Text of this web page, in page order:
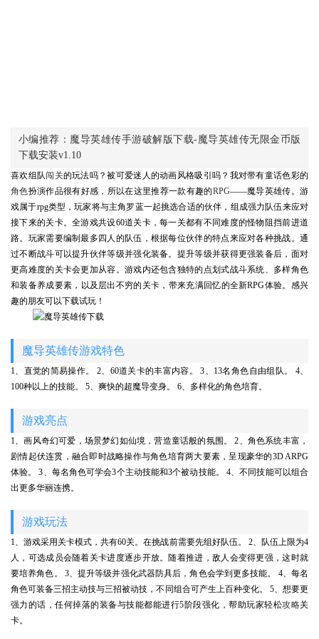
小编推荐：魔导英雄传手游破解版下载-魔导英雄传无限金币版
下载安装v1.10
喜欢组队闯关的玩法吗？被可爱迷人的动画风格吸引吗？我对带有童话色彩的
角色扮演作品很有好感，所以在这里推荐一款有趣的RPG——魔导英雄传。游
戏属于rpg类型，玩家将与主角罗蓝一起挑选合适的伙伴，组成强力队伍来应对
接下来的关卡。全游戏共设60道关卡，每一关都有不同难度的怪物阻挡前进道
路。玩家需要编制最多四人的队伍，根据每位伙伴的特点来应对各种挑战。通
过不断战斗可以提升伙伴等级并强化装备。提升等级并获得更强装备后，面对
更高难度的关卡会更加从容。游戏内还包含独特的点划式战斗系统、多样角色
和装备养成要素，以及层出不穷的关卡，带来充满回忆的全新RPG体验。感兴
趣的朋友可以下载试玩！
魔导英雄传游戏特色
1、直觉的简易操作。 2、60道关卡的丰富内容。 3、13名角色自由组队。 4、
100种以上的技能。 5、爽快的超魔导变身。 6、多样化的角色培育。
游戏亮点
1、画风奇幻可爱，场景梦幻如仙境，营造童话般的氛围。 2、角色系统丰富，
剧情起伏连贯，融合即时战略操作与角色培育两大要素，呈现豪华的3D ARPG
体验。 3、每名角色可学会3个主动技能和3个被动技能。 4、不同技能可以组合
出更多华丽连携。
游戏玩法
1、游戏采用关卡模式，共有60关。在挑战前需要先组好队伍。 2、队伍上限为4
人，可选成员会随着关卡进度逐步开放。随着推进，敌人会变得更强，这时就
要培养角色。 3、提升等级并强化武器防具后，角色会学到更多技能。 4、每名
角色可装备三招主动技与三招被动技，不同组合可产生上百种变化。 5、想要更
强力的话，任何掉落的装备与技能都能进行5阶段强化，帮助玩家轻松攻略关
卡。